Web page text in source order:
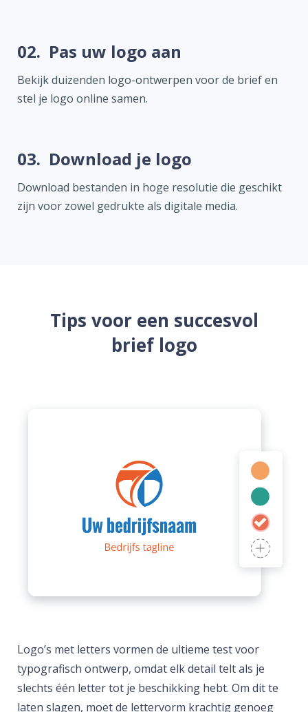
02. Pas uw logo aan
Bekijk duizenden logo-ontwerpen voor de brief en
stel je logo online samen.
03. Download je logo
Download bestanden in hoge resolutie die geschikt
zijn voor zowel gedrukte als digitale media.
Tips voor een succesvol
brief logo
Logo’s met letters vormen de ultieme test voor
typografisch ontwerp, omdat elk detail telt als je
slechts één letter tot je beschikking hebt. Om dit te
laten slagen, moet de lettervorm krachtig genoeg